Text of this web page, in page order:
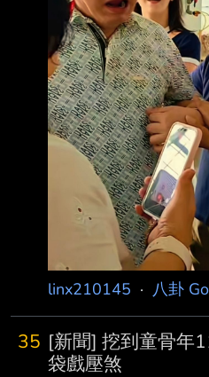
https://i.mopix.cc/
https://i.mopix.cc/
https://i.mopix.cc/
linx210145 · 八卦
35 [新聞] 挖到童骨年
袋戲壓煞